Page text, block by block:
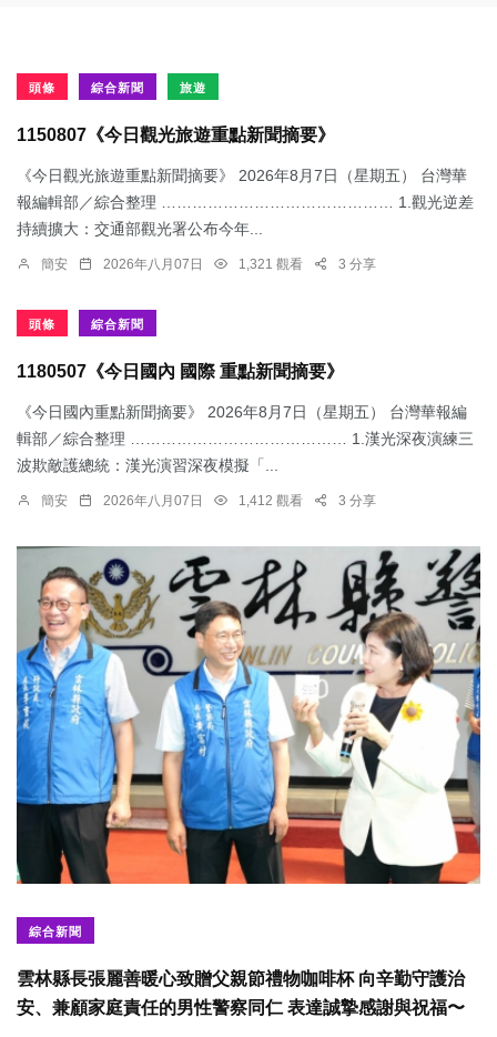
頭條 綜合新聞 旅遊
1150807《今日觀光旅遊重點新聞摘要》
《今日觀光旅遊重點新聞摘要》 2026年8月7日（星期五） 台灣華
報編輯部／綜合整理 ……………………………………… 1.觀光逆差
持續擴大：交通部觀光署公布今年...
簡安 2026年八月07日 1,321 觀看 3 分享
頭條 綜合新聞
1180507《今日國內 國際 重點新聞摘要》
《今日國內重點新聞摘要》 2026年8月7日（星期五） 台灣華報編
輯部／綜合整理 …………………………………… 1.漢光深夜演練三
波欺敵護總統：​漢光演習深夜模擬「...
簡安 2026年八月07日 1,412 觀看 3 分享
綜合新聞
雲林縣長張麗善暖心致贈父親節禮物咖啡杯 向辛勤守護治
安、兼顧家庭責任的男性警察同仁 表達誠摯感謝與祝福〜